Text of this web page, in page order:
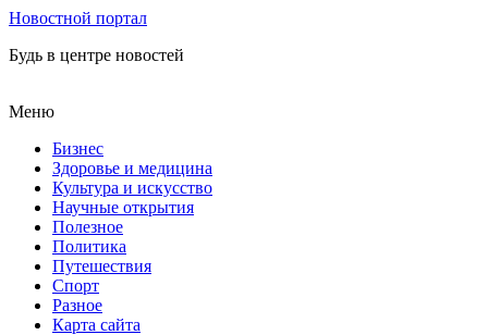
Новостной портал
Будь в центре новостей
Меню
Бизнес
Здоровье и медицина
Культура и искусство
Научные открытия
Полезное
Политика
Путешествия
Спорт
Разное
Карта сайта